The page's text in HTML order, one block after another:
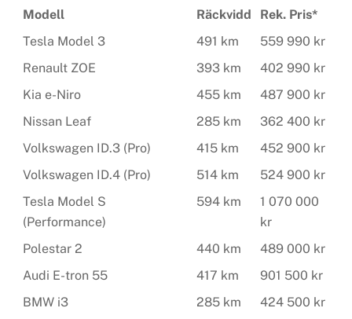
Modell Räckvidd
Rek. Pris*
Tesla Model 3
491 km
559 990 kr
Renault ZOE
393 km
402 990 kr
Kia e-Niro
455 km
487 900 kr
Nissan Leaf
285 km
362 400 kr
Volkswagen ID.3 (Pro)
415 km
452 900 kr
Volkswagen ID.4 (Pro)
514 km
524 900 kr
Tesla Model S
(Performance)
594 km
1 070 000
kr
Polestar 2
440 km
489 000 kr
Audi E-tron 55
417 km
901 500 kr
BMW i3
285 km 424 500 kr